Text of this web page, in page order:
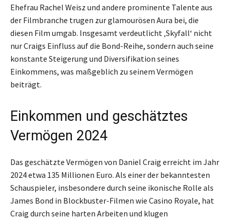
Ehefrau Rachel Weisz und andere prominente Talente aus
der Filmbranche trugen zur glamourösen Aura bei, die
diesen Film umgab. Insgesamt verdeutlicht ‚Skyfall‘ nicht
nur Craigs Einfluss auf die Bond-Reihe, sondern auch seine
konstante Steigerung und Diversifikation seines
Einkommens, was maßgeblich zu seinem Vermögen
beiträgt.
Einkommen und geschätztes
Vermögen 2024
Das geschätzte Vermögen von Daniel Craig erreicht im Jahr
2024 etwa 135 Millionen Euro. Als einer der bekanntesten
Schauspieler, insbesondere durch seine ikonische Rolle als
James Bond in Blockbuster-Filmen wie Casino Royale, hat
Craig durch seine harten Arbeiten und klugen